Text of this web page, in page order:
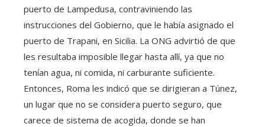
puerto de Lampedusa, contraviniendo las
instrucciones del Gobierno, que le había asignado el
puerto de Trapani, en Sicilia. La ONG advirtió de que
les resultaba imposible llegar hasta allí, ya que no
tenían agua, ni comida, ni carburante suficiente.
Entonces, Roma les indicó que se dirigieran a Túnez,
un lugar que no se considera puerto seguro, que
carece de sistema de acogida, donde se han